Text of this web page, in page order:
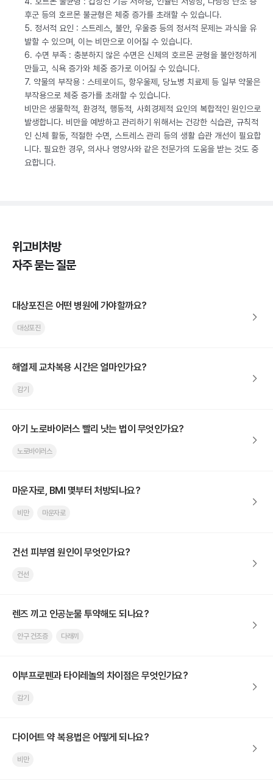
후군 등의 호르몬 불균형은 체중 증가를 초래할 수 있습니다.
5. 정서적 요인 : 스트레스, 불안, 우울증 등의 정서적 문제는 과식을 유
발할 수 있으며, 이는 비만으로 이어질 수 있습니다.
6. 수면 부족 : 충분하지 않은 수면은 신체의 호르몬 균형을 불안정하게
만들고, 식욕 증가와 체중 증가로 이어질 수 있습니다.
7. 약물의 부작용 : 스테로이드, 항우울제, 당뇨병 치료제 등 일부 약물은
부작용으로 체중 증가를 초래할 수 있습니다.
비만은 생물학적, 환경적, 행동적, 사회경제적 요인의 복합적인 원인으로
발생합니다. 비만을 예방하고 관리하기 위해서는 건강한 식습관, 규칙적
인 신체 활동, 적절한 수면, 스트레스 관리 등의 생활 습관 개선이 필요합
니다. 필요한 경우, 의사나 영양사와 같은 전문가의 도움을 받는 것도 중
요합니다.
위고비처방
자주 묻는 질문
대상포진은 어떤 병원에 가야할까요?
대상포진
해열제 교차복용 시간은 얼마인가요?
감기
아기 노로바이러스 빨리 낫는 법이 무엇인가요?
노로바이러스
마운자로, BMI 몇부터 처방되나요?
비만 마운자로
건선 피부염 원인이 무엇인가요?
건선
렌즈 끼고 인공눈물 투약해도 되나요?
안구 건조증 다래끼
이부프로펜과 타이레놀의 차이점은 무엇인가요?
감기
다이어트 약 복용법은 어떻게 되나요?
비만